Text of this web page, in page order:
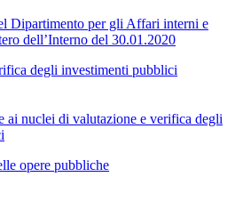
Dipartimento per gli Affari interni e
dell’Interno del 30.01.2020
degli investimenti pubblici
ai nuclei di valutazione e verifica degli
opere pubbliche